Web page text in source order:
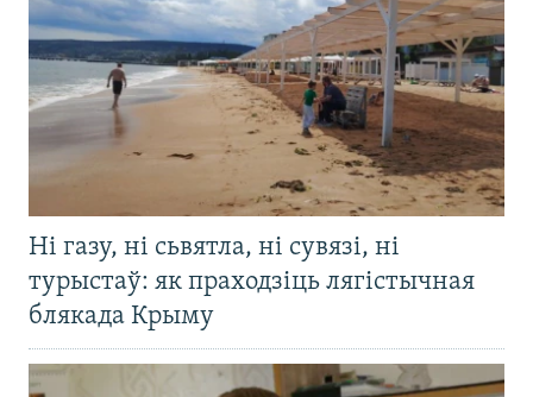
Ні газу, ні сьвятла, ні сувязі, ні
турыстаў: як праходзіць лягістычная
блякада Крыму